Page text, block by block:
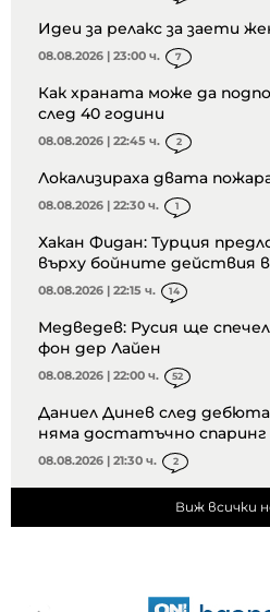
Идеи за релакс за заети
08.08.2026 | 23:00 ч. 7
Как храната може да
след 40 години
08.08.2026 | 22:45 ч. 2
Локализираха двата
08.08.2026 | 22:30 ч. 1
Хакан Фидан: Турция
върху бойните действия
08.08.2026 | 22:15 ч. 14
Медведев: Русия ще
фон дер Лайен
08.08.2026 | 22:00 ч. 52
Даниел Динев след дебюта
няма достатъчно
08.08.2026 | 21:30 ч. 2
Виж всички